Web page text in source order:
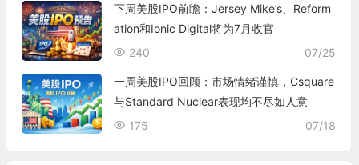
下周美股IPO前瞻：Jersey Mike’s、Reform
ation和Ionic Digital将为7月收官
07/25
240
一周美股IPO回顾：市场情绪谨慎，Csquare
与Standard Nuclear表现均不尽如人意
07/18
175